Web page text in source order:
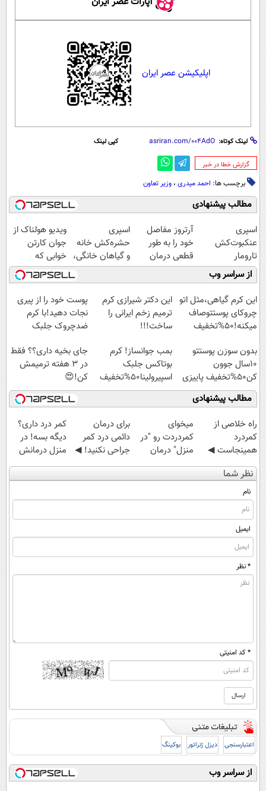
اپلیکیشن عصر ایران
لینک کوتاه: کپی لینک
‌گزارش خطا در خبر
برچسب ها: احمد میدری ، وزیر تعاون
مطالب پیشنهادی
اسپری
عنکبوت‌‌کش
تارومار
ازبین‌برنده انواع
عنکبوت
آرتروز مفاصل
خود را به طور
قطعی درمان
کنید!
◗پرسش‌نامه◖
اسپری
حشره‌کش خانه
و گیاهان خانگی،
نابودکننده انواع
حشرات خانگی و
آفات
ویدیو هولناک از
جوان کارتن
خوابی که
میلیاردر شد.
آموزش رایگان
از سراسر وب
این کرم گیاهی،مثل اتو
چروکای پوستتوصاف
میکنه!50%تخفیف
این دکتر شیرازی کرم
ترمیم زخم ایرانی را
ساخت!!!
پوست خود را از پیری
نجات دهید!با کرم
ضدچروک جلبک
بدون سوزن پوستتو
10سال جوون
کن50%تخفیف پاییزی
بمب جوانساز! کرم
بوتاکس جلبک
اسپیرولینا50%تخفیف
جای بخیه داری؟؟ فقط
در 3 هفته ترمیمش
کن!😍
مطالب پیشنهادی
‌راه خلاصی از
کمردرد
همینجاست ◀
فقط کافیه فرم
رو پر کنی!
میخوای
کمردردت رو "در
منزل" درمان
کنی؟ (◂فیلم +
◂پرسش‌نامه)
برای درمان
دائمی درد کمر
جراحی نکنید! ◀
پرسش‌نامه رو پر
کن ▶
کمر درد داری؟
دیگه بسه! در
منزل درمانش
کن
(◀پرسش‌نامه)
نظر شما
نام
ایمیل
* نظر
* کد امنیتی
اعتبارسنجی دیزل ژنراتور بوکینگ
از سراسر وب